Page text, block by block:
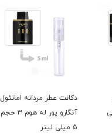
دکانت عطر مردانه امانئول
آنگارو پور له هوم 3 حجم
5 میلی لیتر